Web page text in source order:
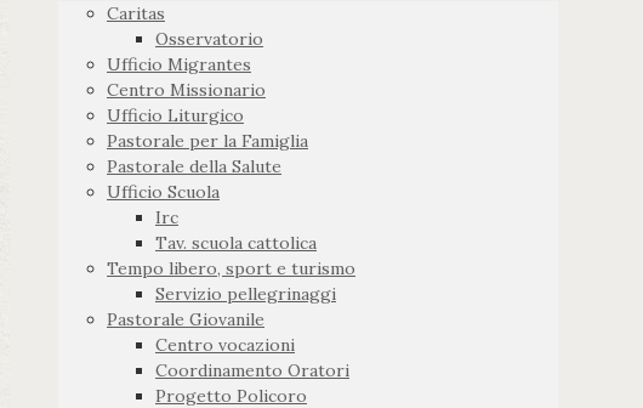
Caritas
Osservatorio
Ufficio Migrantes
Centro Missionario
Ufficio Liturgico
Pastorale per la Famiglia
Pastorale della Salute
Ufficio Scuola
Irc
Tav. scuola cattolica
Tempo libero, sport e turismo
Servizio pellegrinaggi
Pastorale Giovanile
Centro vocazioni
Coordinamento Oratori
Progetto Policoro